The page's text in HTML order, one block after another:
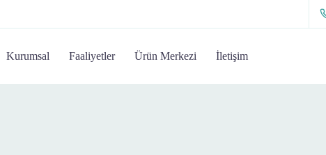
Kurumsal Faaliyetler Ürün Merkezi İletişim